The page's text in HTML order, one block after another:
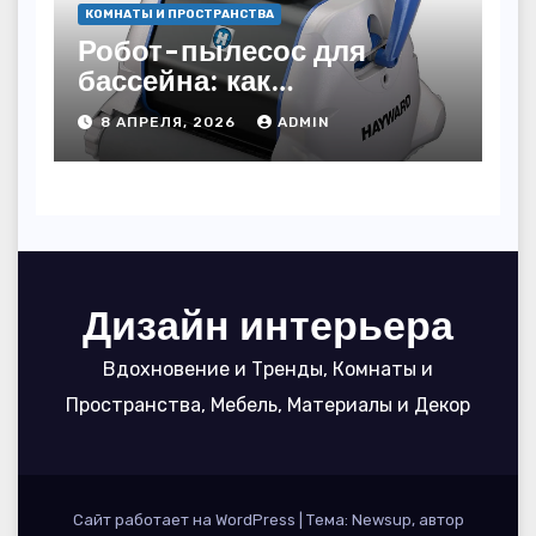
КОМНАТЫ И ПРОСТРАНСТВА
Робот-пылесос для
бассейна: как
пользоваться, чтобы
вода блестела, а
устройство служило 7
8 АПРЕЛЯ, 2026 ADMIN
Дизайн интерьера
Вдохновение и Тренды, Комнаты и
Пространства, Мебель, Материалы и Декор
Сайт работает на WordPress Тема: Newsup, автор